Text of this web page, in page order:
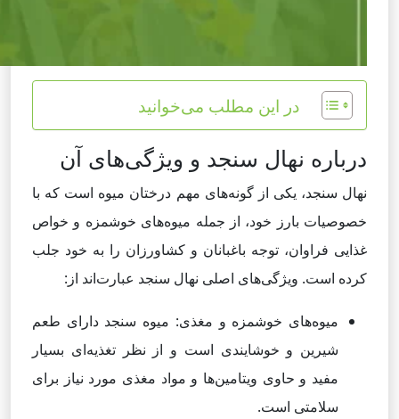
در این مطلب می‌خوانید
درباره نهال سنجد و ویژگی‌های آن
نهال سنجد، یکی از گونه‌های مهم درختان میوه است که با
خصوصیات بارز خود، از جمله میوه‌های خوشمزه و خواص
غذایی فراوان، توجه باغبانان و کشاورزان را به خود جلب
کرده است. ویژگی‌های اصلی نهال سنجد عبارت‌اند از:
میوه‌های خوشمزه و مغذی: میوه سنجد دارای طعم
شیرین و خوشایندی است و از نظر تغذیه‌ای بسیار
مفید و حاوی ویتامین‌ها و مواد مغذی مورد نیاز برای
سلامتی است.